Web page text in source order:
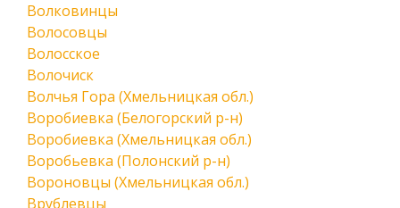
Волковинцы
Волосовцы
Волосское
Волочиск
Волчья Гора (Хмельницкая обл.)
Воробиевка (Белогорский р-н)
Воробиевка (Хмельницкая обл.)
Воробьевка (Полонский р-н)
Вороновцы (Хмельницкая обл.)
Врублевцы